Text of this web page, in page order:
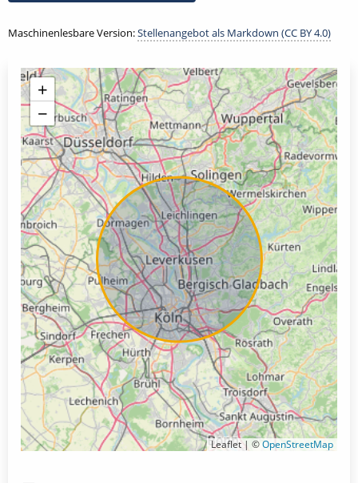
Maschinenlesbare Version:Stellenangebot als Markdown (CC BY 4.0)
+
−
Leaflet | ©OpenStreetMap